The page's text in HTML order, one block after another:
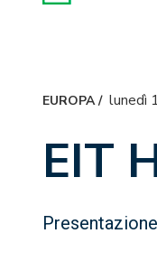
EUROPA/ lunedì
EIT